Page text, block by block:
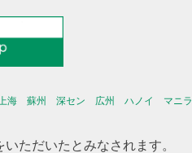
ただいたとみなされます。
海 蘇州 深セン 広州 ハノイ マニラ